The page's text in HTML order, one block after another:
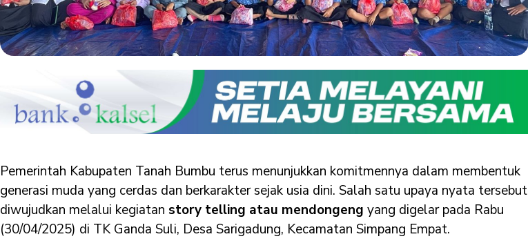
Pemerintah Kabupaten Tanah Bumbu terus menunjukkan komitmennya dalam membentuk
generasi muda yang cerdas dan berkarakter sejak usia dini. Salah satu upaya nyata tersebut
diwujudkan melalui kegiatan story telling atau mendongeng yang digelar pada Rabu
(30/04/2025) di TK Ganda Suli, Desa Sarigadung, Kecamatan Simpang Empat.